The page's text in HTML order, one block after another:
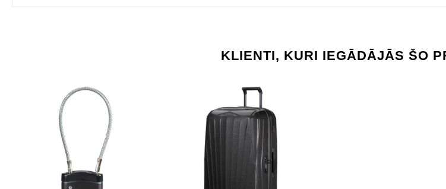
KLIENTI, KURI IEGĀDĀJĀS ŠO